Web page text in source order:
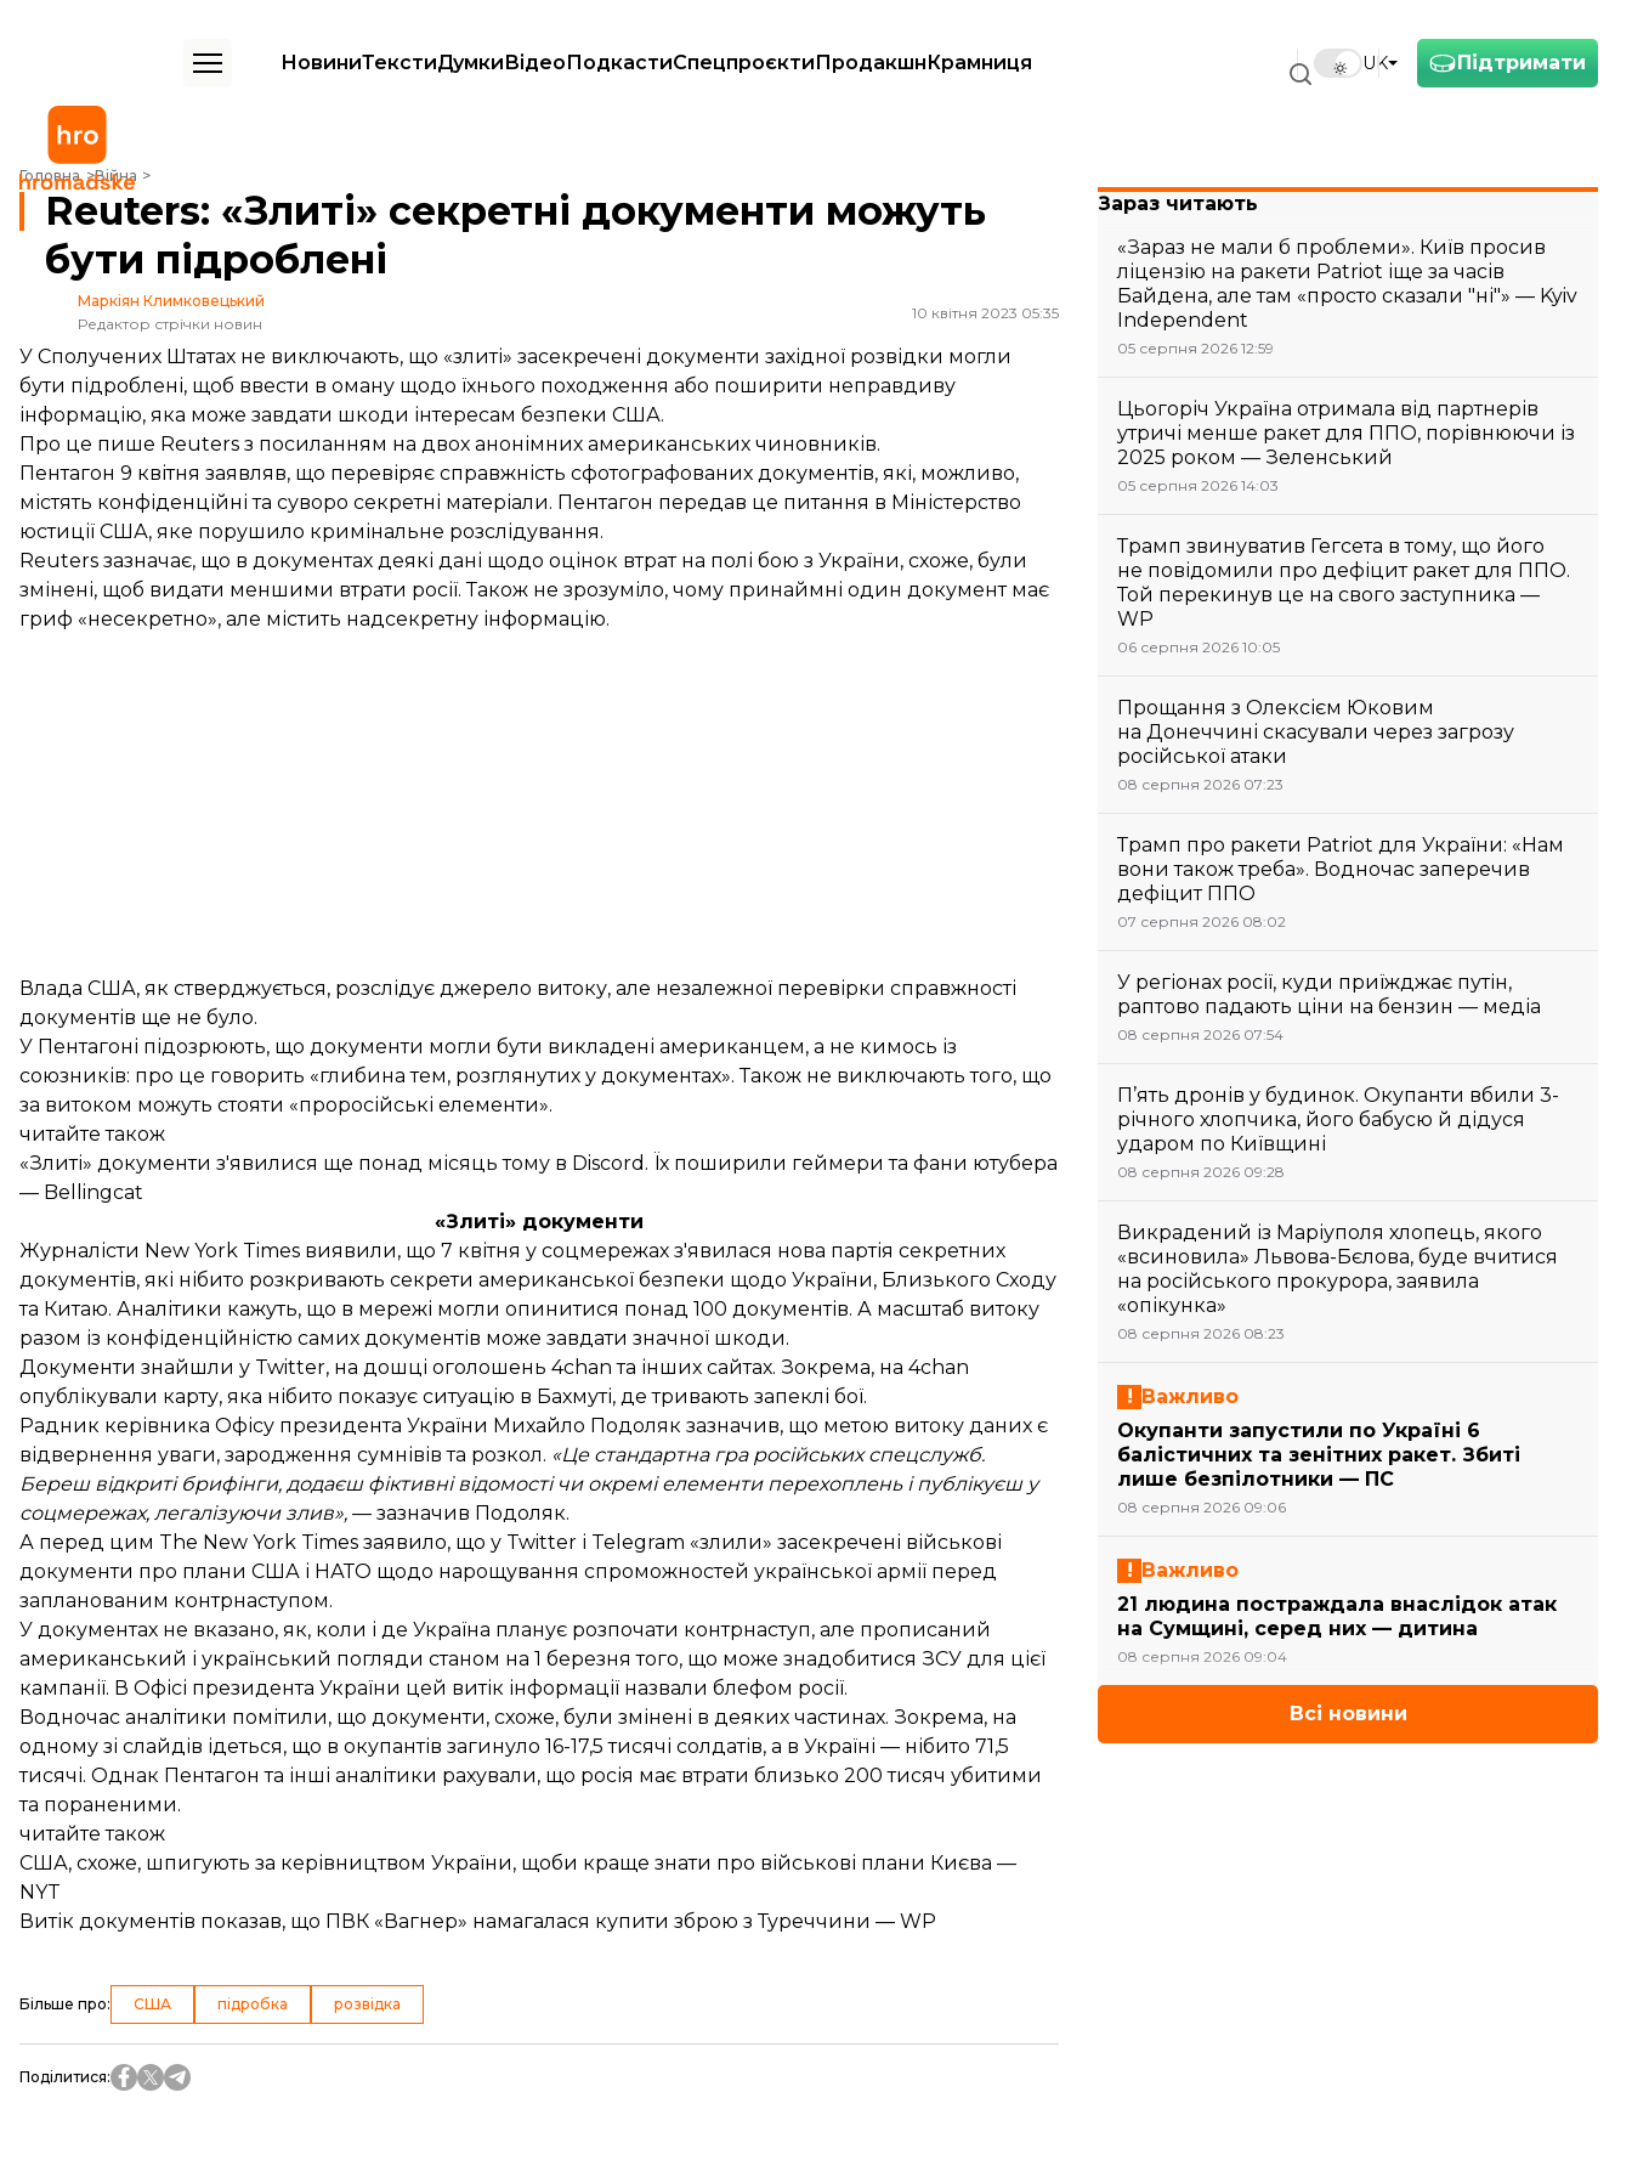
Підтримати
UK
НовиниТекстиДумкиВідеоПодкастиСпецпроєктиПродакшнКрамниця
Головна Війна
Reuters: «Злиті» секретні документи можуть бути підроблені
Reuters: «Злиті» секретні документи можуть
бути підроблені
Маркіян Климковецький
Редактор стрічки новин
10 квітня 2023 05:35
У Сполучених Штатах не виключають, що «злиті» засекречені документи західної розвідки могли
бути підроблені, щоб ввести в оману щодо їхнього походження або поширити неправдиву
інформацію, яка може завдати шкоди інтересам безпеки США.
Про це пише Reuters з посиланням на двох анонімних американських чиновників.
Пентагон 9 квітня заявляв, що перевіряє справжність сфотографованих документів, які, можливо,
містять конфіденційні та суворо секретні матеріали. Пентагон передав це питання в Міністерство
юстиції США, яке порушило кримінальне розслідування.
Reuters зазначає, що в документах деякі дані щодо оцінок втрат на полі бою з України, схоже, були
змінені, щоб видати меншими втрати росії. Також не зрозуміло, чому принаймні один документ має
гриф «несекретно», але містить надсекретну інформацію.
Влада США, як стверджується, розслідує джерело витоку, але незалежної перевірки справжності
документів ще не було.
У Пентагоні підозрюють, що документи могли бути викладені американцем, а не кимось із
союзників: про це говорить «глибина тем, розглянутих у документах». Також не виключають того, що
за витоком можуть стояти «проросійські елементи».
читайте також
«Злиті» документи з'явилися ще понад місяць тому в Discord. Їх поширили геймери та фани ютубера
— Bellingcat
«Злиті» документи
Журналісти New York Times виявили, що 7 квітня у соцмережах з'явилася нова партія секретних
документів, які нібито розкривають секрети американської безпеки щодо України, Близького Сходу
та Китаю. Аналітики кажуть, що в мережі могли опинитися понад 100 документів. А масштаб витоку
разом із конфіденційністю самих документів може завдати значної шкоди.
Документи знайшли у Twitter, на дошці оголошень 4chan та інших сайтах. Зокрема, на 4chan
опублікували карту, яка нібито показує ситуацію в Бахмуті, де тривають запеклі бої.
Радник керівника Офісу президента України Михайло Подоляк зазначив, що метою витоку даних є
відвернення уваги, зародження сумнівів та розкол. «Це стандартна гра російських спецслужб.
Береш відкриті брифінги, додаєш фіктивні відомості чи окремі елементи перехоплень і публікуєш у
соцмережах, легалізуючи злив», — зазначив Подоляк.
А перед цим The New York Times заявило, що у Twitter і Telegram «злили» засекречені військові
документи про плани США і НАТО щодо нарощування спроможностей української армії перед
запланованим контрнаступом.
У документах не вказано, як, коли і де Україна планує розпочати контрнаступ, але прописаний
американський і український погляди станом на 1 березня того, що може знадобитися ЗСУ для цієї
кампанії. В Офісі президента України цей витік інформації назвали блефом росії.
Водночас аналітики помітили, що документи, схоже, були змінені в деяких частинах. Зокрема, на
одному зі слайдів ідеться, що в окупантів загинуло 16-17,5 тисячі солдатів, а в Україні — нібито 71,5
тисячі. Однак Пентагон та інші аналітики рахували, що росія має втрати близько 200 тисяч убитими
та пораненими.
читайте також
США, схоже, шпигують за керівництвом України, щоби краще знати про військові плани Києва —
NYT
Витік документів показав, що ПВК «Вагнер» намагалася купити зброю з Туреччини — WP
Більше про: США підробка розвідка
Поділитися:
Зараз читають
«Зараз не мали б проблеми». Київ просив
ліцензію на ракети Patriot іще за часів
Байдена, але там «просто сказали "ні"» — Kyiv
Independent
05 серпня 2026 12:59
Цьогоріч Україна отримала від партнерів
утричі менше ракет для ППО, порівнюючи із
2025 роком — Зеленський
05 серпня 2026 14:03
Трамп звинуватив Гегсета в тому, що його
не повідомили про дефіцит ракет для ППО.
Той перекинув це на свого заступника —
WP
06 серпня 2026 10:05
Прощання з Олексієм Юковим
на Донеччині скасували через загрозу
російської атаки
08 серпня 2026 07:23
Трамп про ракети Patriot для України: «Нам
вони також треба». Водночас заперечив
дефіцит ППО
07 серпня 2026 08:02
У регіонах росії, куди приїжджає путін,
раптово падають ціни на бензин — медіа
08 серпня 2026 07:54
П’ять дронів у будинок. Окупанти вбили 3-
річного хлопчика, його бабусю й дідуся
ударом по Київщині
08 серпня 2026 09:28
Викрадений із Маріуполя хлопець, якого
«всиновила» Львова-Бєлова, буде вчитися
на російського прокурора, заявила
«опікунка»
08 серпня 2026 08:23
Важливо
Окупанти запустили по Україні 6
балістичних та зенітних ракет. Збиті
лише безпілотники — ПС
08 серпня 2026 09:06
Важливо
21 людина постраждала внаслідок атак
на Сумщині, серед них — дитина
08 серпня 2026 09:04
Всі новини